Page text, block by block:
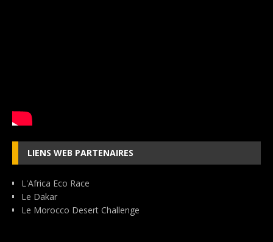
LIENS WEB PARTENAIRES
L'Africa Eco Race
Le Dakar
Le Morocco Desert Challenge